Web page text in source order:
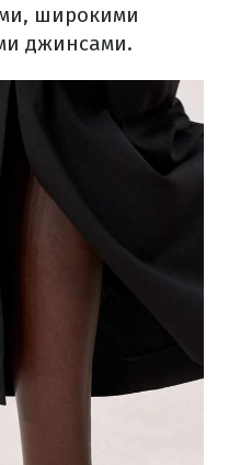
широкими
джинсами.